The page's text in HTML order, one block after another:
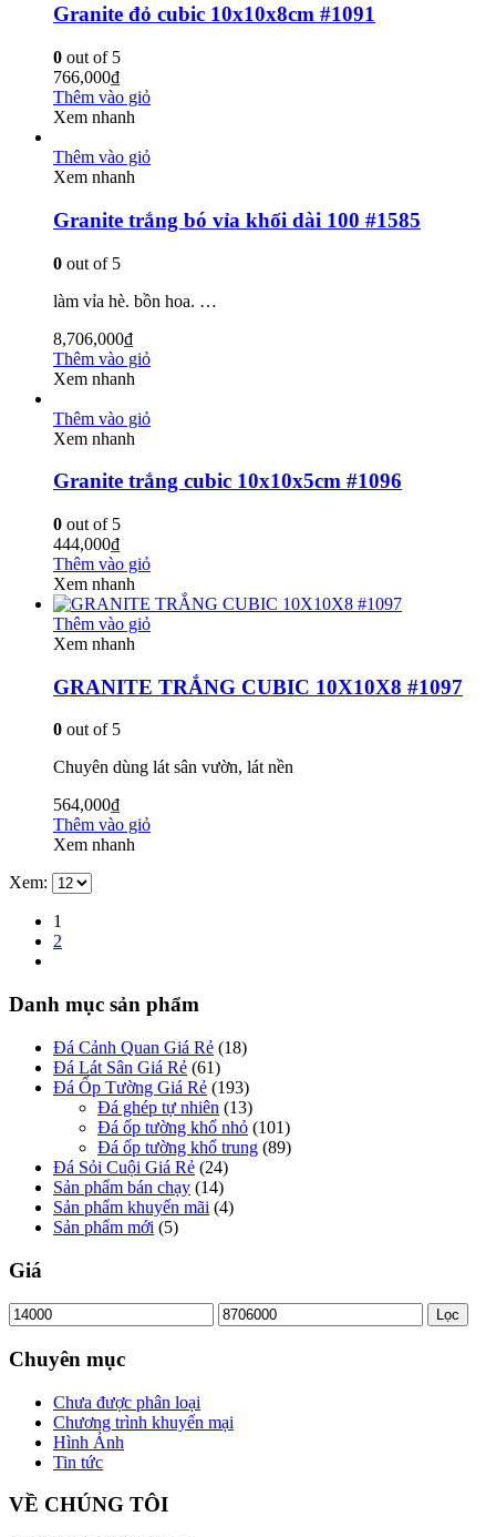
Granite đỏ cubic 10x10x8cm #1091
0 out of 5
766,000₫
Thêm vào giỏ
Xem nhanh
Thêm vào giỏ
Xem nhanh
Granite trắng bó vỉa khối dài 100 #1585
0 out of 5
làm vỉa hè. bồn hoa. …
8,706,000₫
Thêm vào giỏ
Xem nhanh
Thêm vào giỏ
Xem nhanh
Granite trắng cubic 10x10x5cm #1096
0 out of 5
444,000₫
Thêm vào giỏ
Xem nhanh
Thêm vào giỏ
Xem nhanh
GRANITE TRẮNG CUBIC 10X10X8 #1097
0 out of 5
Chuyên dùng lát sân vườn, lát nền
564,000₫
Thêm vào giỏ
Xem nhanh
Xem:
1
2
Danh mục sản phẩm
Đá Cảnh Quan Giá Rẻ (18)
Đá Lát Sân Giá Rẻ (61)
Đá Ốp Tường Giá Rẻ (193)
Đá ghép tự nhiên (13)
Đá ốp tường khổ nhỏ (101)
Đá ốp tường khổ trung (89)
Đá Sỏi Cuội Giá Rẻ (24)
Sản phẩm bán chạy (14)
Sản phẩm khuyến mãi (4)
Sản phẩm mới (5)
Giá
Lọc
Chuyên mục
Chưa được phân loại
Chương trình khuyến mại
Hình Ảnh
Tin tức
VỀ CHÚNG TÔI